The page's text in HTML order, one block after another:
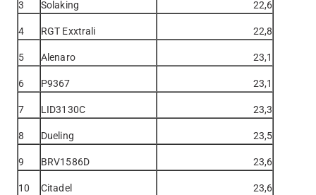
3 Solaking 22,6
4 RGT Exxtrali 22,8
5 Alenaro 23,1
6 P9367 23,1
7 LID3130C 23,3
8 Dueling 23,5
9 BRV1586D 23,6
10 Citadel 23,6